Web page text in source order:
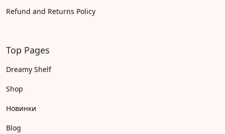
Refund and Returns Policy
Top Pages
Dreamy Shelf
Shop
Новинки
Blog